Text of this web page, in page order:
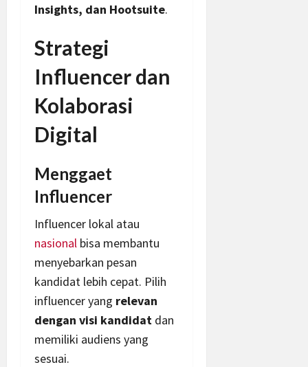
Insights, dan Hootsuite.
Strategi
Influencer dan
Kolaborasi
Digital
Menggaet
Influencer
Influencer lokal atau
nasional bisa membantu
menyebarkan pesan
kandidat lebih cepat. Pilih
influencer yang relevan
dengan visi kandidat dan
memiliki audiens yang
sesuai.